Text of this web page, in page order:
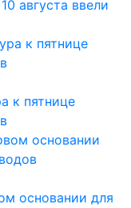
августа ввели
к пятнице
основании для